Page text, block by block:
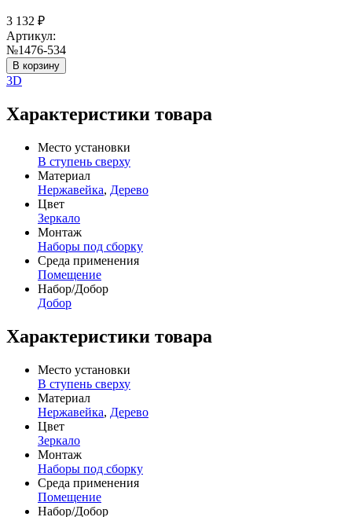
3 132 ₽
Артикул:
№1476-534
В корзину
3D
Характеристики товара
Место установки
В ступень сверху
Материал
Нержавейка, Дерево
Цвет
Зеркало
Монтаж
Наборы под сборку
Среда применения
Помещение
Набор/Добор
Добор
Характеристики товара
Место установки
В ступень сверху
Материал
Нержавейка, Дерево
Цвет
Зеркало
Монтаж
Наборы под сборку
Среда применения
Помещение
Набор/Добор